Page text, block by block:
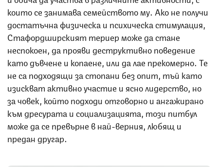
които се занимава семейството му. Ако не получи
достатъчна физическа и психическа стимулация,
Стафордширският териер може да стане
неспокоен, да прояви деструктивно поведение
като дъвчене и копаене, или да лае прекомерно. Те
не са подходящи за стопани без опит, тъй като
изискват активно участие и ясно лидерство, но
за човек, който подходи отговорно и ангажирано
към дресурата и социализацията, този питбул
може да се превърне в най-верния, любящ и
предан другар.